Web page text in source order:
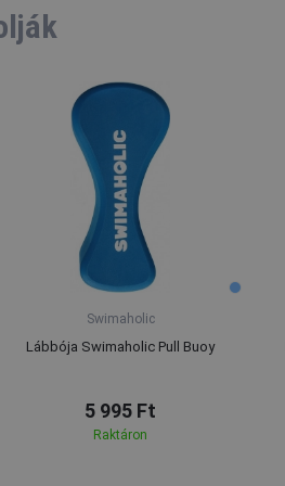
Swimaholic
Lábbója Swimaholic Pull Buoy
5 995 Ft
Raktáron